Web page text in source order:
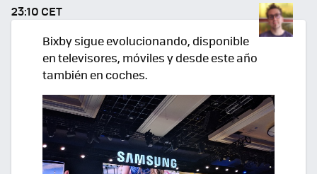
R
23:10 CET
Bixby sigue evolucionando, disponible
en televisores, móviles y desde este año
también en coches.